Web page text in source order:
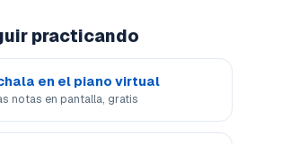
practicando
en el piano virtual
notas en pantalla, gratis